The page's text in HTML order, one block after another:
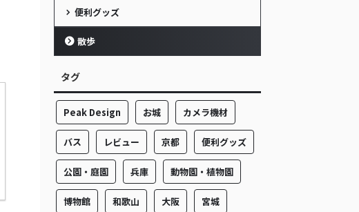
便利グッズ
散歩
タグ
Peak Design お城 カメラ機材
バス レビュー 京都 便利グッズ
公園・庭園 兵庫 動物園・植物園
博物館 和歌山 大阪 宮城